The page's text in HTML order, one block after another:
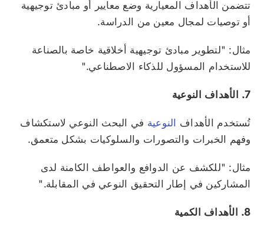
تتضمن الأهداف المعيارية وضع معايير أو مبادئ توجيهية
أو توصيات لمجال معين من الدراسة.
مثال: "لتطوير مبادئ توجيهية أخلاقية خاصة بالصناعة
للاستخدام المسؤول للذكاء الاصطناعي."
7. الأهداف النوعية
تُستخدم الأهداف النوعية في البحث النوعي لاستكشاف
وفهم الخبرات والتصورات والسلوكيات بشكل متعمق.
مثال: "للكشف عن الدوافع والعواطف الكامنة لدى
المشاركين في إطار التحقيق النوعي في المقابلة."
8. الأهداف الكمية